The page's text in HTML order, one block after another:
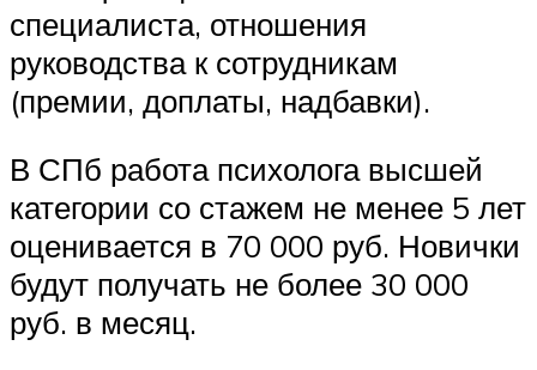
специалиста, отношения
руководства к сотрудникам
(премии, доплаты, надбавки).
В СПб работа психолога высшей
категории со стажем не менее 5 лет
оценивается в 70 000 руб. Новички
будут получать не более 30 000
руб. в месяц.